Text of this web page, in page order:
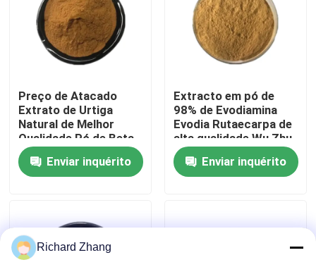
Controle de qualidade
Solicite um orçamento
Extrato vegetal em pó
Matérias primas cosméticas
Preço de Atacado
Extrato de Urtiga
Natural de Melhor
Qualidade Pó de Beta-
sitosterol a 0,4%
Enviar inquérito
Extracto em pó de
98% de Evodiamina
Evodia Rutaecarpa de
alta qualidade Wu Zhu
Yu
Enviar inquérito
Richard Zhang